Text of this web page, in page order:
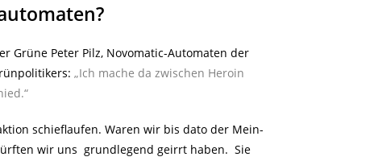
Grüne Peter Pilz, Novomatic-Automaten der
„Ich mache da zwischen Heroin
schieflaufen. Waren wir bis dato der Mein-
wir uns grundlegend geirrt haben. Sie